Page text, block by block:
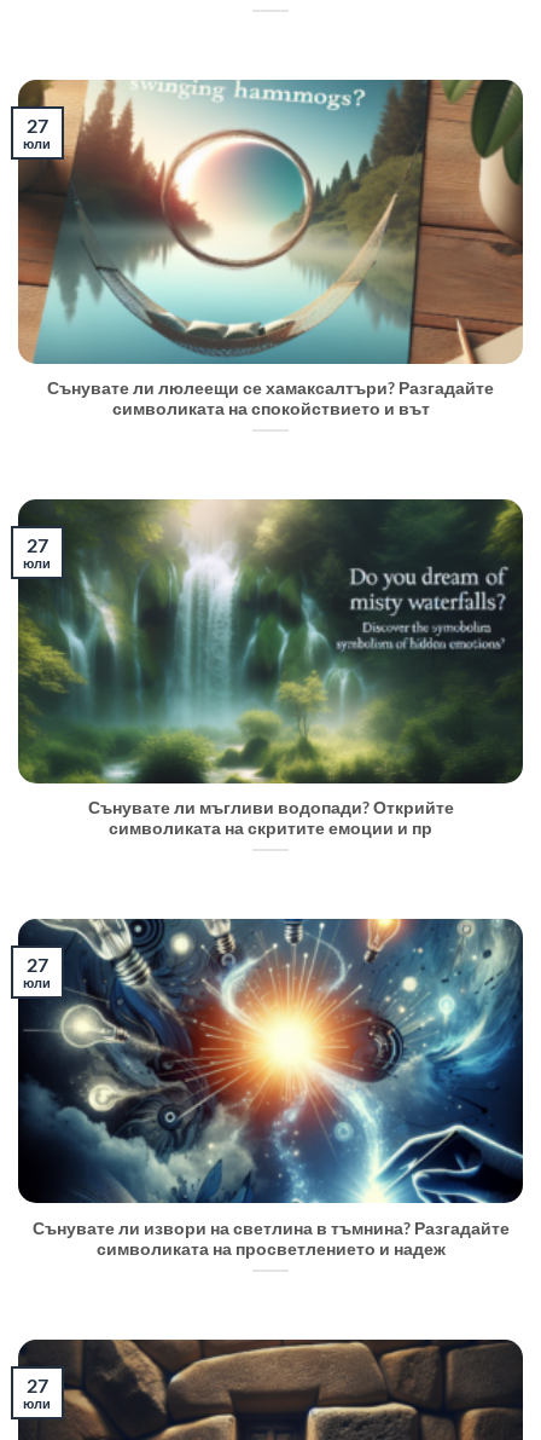
Сънувате ли люлеещи се хамаксалтъри? Разгадайте
символиката на спокойствието и вът
27
юли
Сънувате ли мъгливи водопади? Открийте
символиката на скритите емоции и пр
27
юли
Сънувате ли извори на светлина в тъмнина? Разгадайте
символиката на просветлението и надеж
27
юли
27
юли